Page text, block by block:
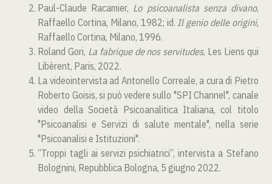
Paul-Claude Racamier, Lo psicoanalista senza divano,
Raffaello Cortina, Milano, 1982; id. Il genio delle origini,
Raffaello Cortina, Milano, 1996.
Roland Gori, La fabrique de nos servitudes, Les Liens qui
Libèrent, Paris, 2022.
La videointervista ad Antonello Correale, a cura di Pietro
Roberto Goisis, si può vedere sullo "SPI Channel", canale
video della Società Psicoanalitica Italiana, col titolo
"Psicoanalisi e Servizi di salute mentale", nella serie
"Psicoanalisi e Istituzioni".
“Troppi tagli ai servizi psichiatrici”, intervista a Stefano
Bolognini, Repubblica Bologna, 5 giugno 2022.